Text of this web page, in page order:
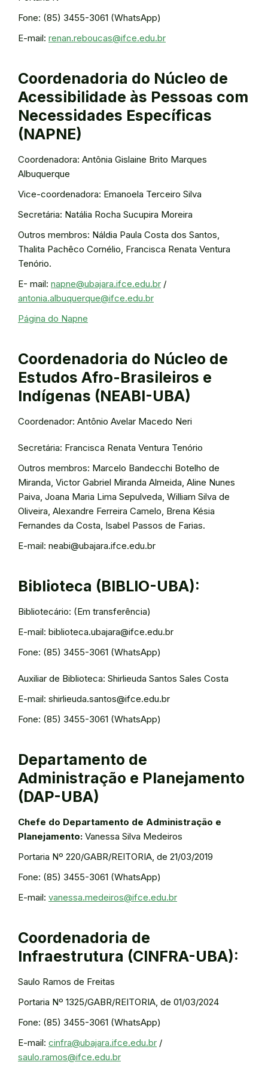
Fone: (85) 3455-3061 (WhatsApp)
E-mail: renan.reboucas@ifce.edu.br
Coordenadoria do Núcleo de
Acessibilidade às Pessoas com
Necessidades Específicas
(NAPNE)
Coordenadora: Antônia Gislaine Brito Marques
Albuquerque
Vice-coordenadora: Emanoela Terceiro Silva
Secretária: Natália Rocha Sucupira Moreira
Outros membros: Náldia Paula Costa dos Santos,
Thalita Pachêco Cornélio, Francisca Renata Ventura
Tenório.
E- mail: napne@ubajara.ifce.edu.br /
antonia.albuquerque@ifce.edu.br
Página do Napne
Coordenadoria do Núcleo de
Estudos Afro-Brasileiros e
Indígenas (NEABI-UBA)
Coordenador: Antônio Avelar Macedo Neri
Secretária: Francisca Renata Ventura Tenório
Outros membros: Marcelo Bandecchi Botelho de
Miranda, Victor Gabriel Miranda Almeida, Aline Nunes
Paiva, Joana Maria Lima Sepulveda, William Silva de
Oliveira, Alexandre Ferreira Camelo, Brena Késia
Fernandes da Costa, Isabel Passos de Farias.
E-mail: neabi@ubajara.ifce.edu.br
Biblioteca (BIBLIO-UBA):
Bibliotecário: (Em transferência)
E-mail: biblioteca.ubajara@ifce.edu.br
Fone: (85) 3455-3061 (WhatsApp)
Auxiliar de Biblioteca: Shirlieuda Santos Sales Costa
E-mail: shirlieuda.santos@ifce.edu.br
Fone: (85) 3455-3061 (WhatsApp)
Departamento de
Administração e Planejamento
(DAP-UBA)
Chefe do Departamento de Administração e
Planejamento: Vanessa Silva Medeiros
Portaria Nº 220/GABR/REITORIA, de 21/03/2019
Fone: (85) 3455-3061 (WhatsApp)
E-mail: vanessa.medeiros@ifce.edu.br
Coordenadoria de
Infraestrutura (CINFRA-UBA):
Saulo Ramos de Freitas
Portaria Nº 1325/GABR/REITORIA, de 01/03/2024
Fone: (85) 3455-3061 (WhatsApp)
E-mail: cinfra@ubajara.ifce.edu.br /
saulo.ramos@ifce.edu.br